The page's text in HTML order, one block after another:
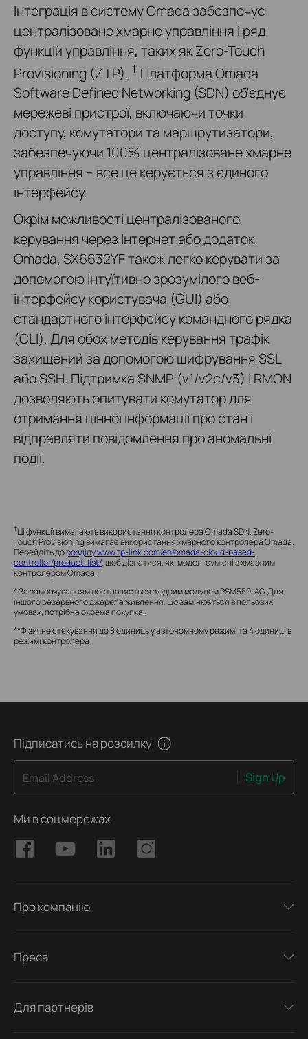
Інтеграція в систему Omada забезпечує
централізоване хмарне управління і ряд
функцій управління, таких як Zero-Touch
Provisioning (ZTP). † Платформа Omada
Software Defined Networking (SDN) об'єднує
мережеві пристрої, включаючи точки
доступу, комутатори та маршрутизатори,
забезпечуючи 100% централізоване хмарне
управління – все це керується з єдиного
інтерфейсу.
Окрім можливості централізованого
керування через Інтернет або додаток
Omada, SX6632YF також легко керувати за
допомогою інтуїтивно зрозумілого веб-
інтерфейсу користувача (GUI) або
стандартного інтерфейсу командного рядка
(CLI). Для обох методів керування трафік
захищений за допомогою шифрування SSL
або SSH. Підтримка SNMP (v1/v2c/v3) і RMON
дозволяють опитувати комутатор для
отримання цінної інформації про стан і
відправляти повідомлення про аномальні
події.
†Ці функції вимагають використання контролера Omada SDN.Zero-
Touch Provisioning вимагає використання хмарного контролера Omada.
Перейдіть дорозділу www.tp-link.com/en/omada-cloud-based-
controller/product-list/, щоб дізнатися, які моделі сумісні з хмарним
контролером Omada.
* За замовчуванням поставляється з одним модулем PSM550-AC. Для
іншого резервного джерела живлення, що замінюється в польових
умовах, потрібна окрема покупка.
**Фізичне стекування до 8 одиниць у автономному режимі та 4 одиниці в
режимі контролера
Підписатись на розсилку
Email Address Sign Up
Ми в соцмережах
Про компанію
Преса
Для партнерів